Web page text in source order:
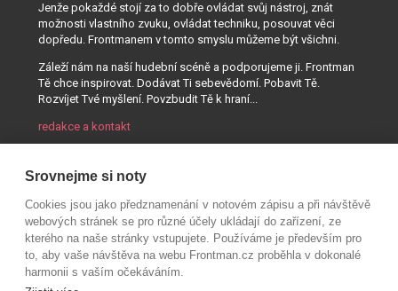
Jenže pokaždé stojí za to dobře ovládat svůj nástroj, znát
možnosti vlastního zvuku, ovládat techniku, posouvat věci
dopředu. Frontmanem v tomto smyslu můžeme být všichni.
Záleží nám na naší hudební scéně a podporujeme ji. Frontman
Tě chce inspirovat. Dodávat Ti sebevědomí. Pobavit Tě.
Rozvíjet Tvé myšlení. Povzbudit Tě k hraní...
redakce a kontakt
Srovnejme si noty
Cookies jsou jako předznamenání v notovém zápisu a při návštěvě
webových stránek se pro různé účely ukládají do zařízení, ze
kterého na naše stránky vstupujete. Používáme je především pro
to, aby vaše návštěva na webu Frontman.cz proběhla v dokonalé
harmonii s vaším očekáváním.